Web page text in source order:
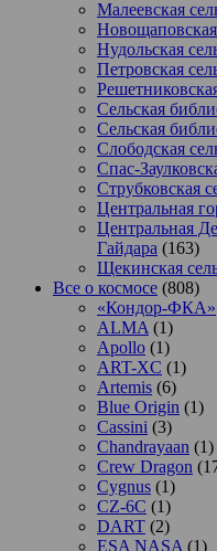
Малеевская
Новощаповская
Нудольская
Петровская
Сельская
Сельская
Слободская
Спас-
Струбковская
Центральная
Центральная
Гайдара (163)
Щекинская
Все о космосе (808)
«Кондор-ФКА»
ALMA (1)
Apollo (1)
ART-XC (1)
Artemis (6)
Blue Origin (1)
Cassini (3)
Chandrayaan (1)
Crew Dragon
Cygnus (1)
CZ-6C (1)
DART (2)
ESA NASA (1)